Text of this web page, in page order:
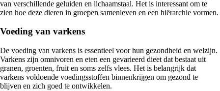
van verschillende geluiden en lichaamstaal. Het is interessant om te
zien hoe deze dieren in groepen samenleven en een hiërarchie vormen.
Voeding van varkens
De voeding van varkens is essentieel voor hun gezondheid en welzijn.
Varkens zijn omnivoren en eten een gevarieerd dieet dat bestaat uit
granen, groenten, fruit en soms zelfs vlees. Het is belangrijk dat
varkens voldoende voedingsstoffen binnenkrijgen om gezond te
blijven en zich goed te ontwikkelen.